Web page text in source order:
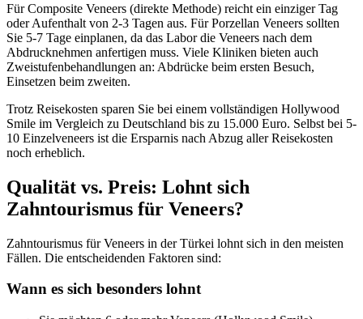
Für Composite Veneers (direkte Methode) reicht ein einziger Tag
oder Aufenthalt von 2-3 Tagen aus. Für Porzellan Veneers sollten
Sie 5-7 Tage einplanen, da das Labor die Veneers nach dem
Abdrucknehmen anfertigen muss. Viele Kliniken bieten auch
Zweistufenbehandlungen an: Abdrücke beim ersten Besuch,
Einsetzen beim zweiten.
Trotz Reisekosten sparen Sie bei einem vollständigen Hollywood
Smile im Vergleich zu Deutschland bis zu 15.000 Euro. Selbst bei 5-
10 Einzelveneers ist die Ersparnis nach Abzug aller Reisekosten
noch erheblich.
Qualität vs. Preis: Lohnt sich
Zahntourismus für Veneers?
Zahntourismus für Veneers in der Türkei lohnt sich in den meisten
Fällen. Die entscheidenden Faktoren sind:
Wann es sich besonders lohnt